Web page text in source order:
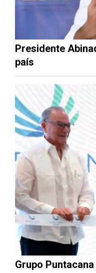
Presidente
país
Grupo